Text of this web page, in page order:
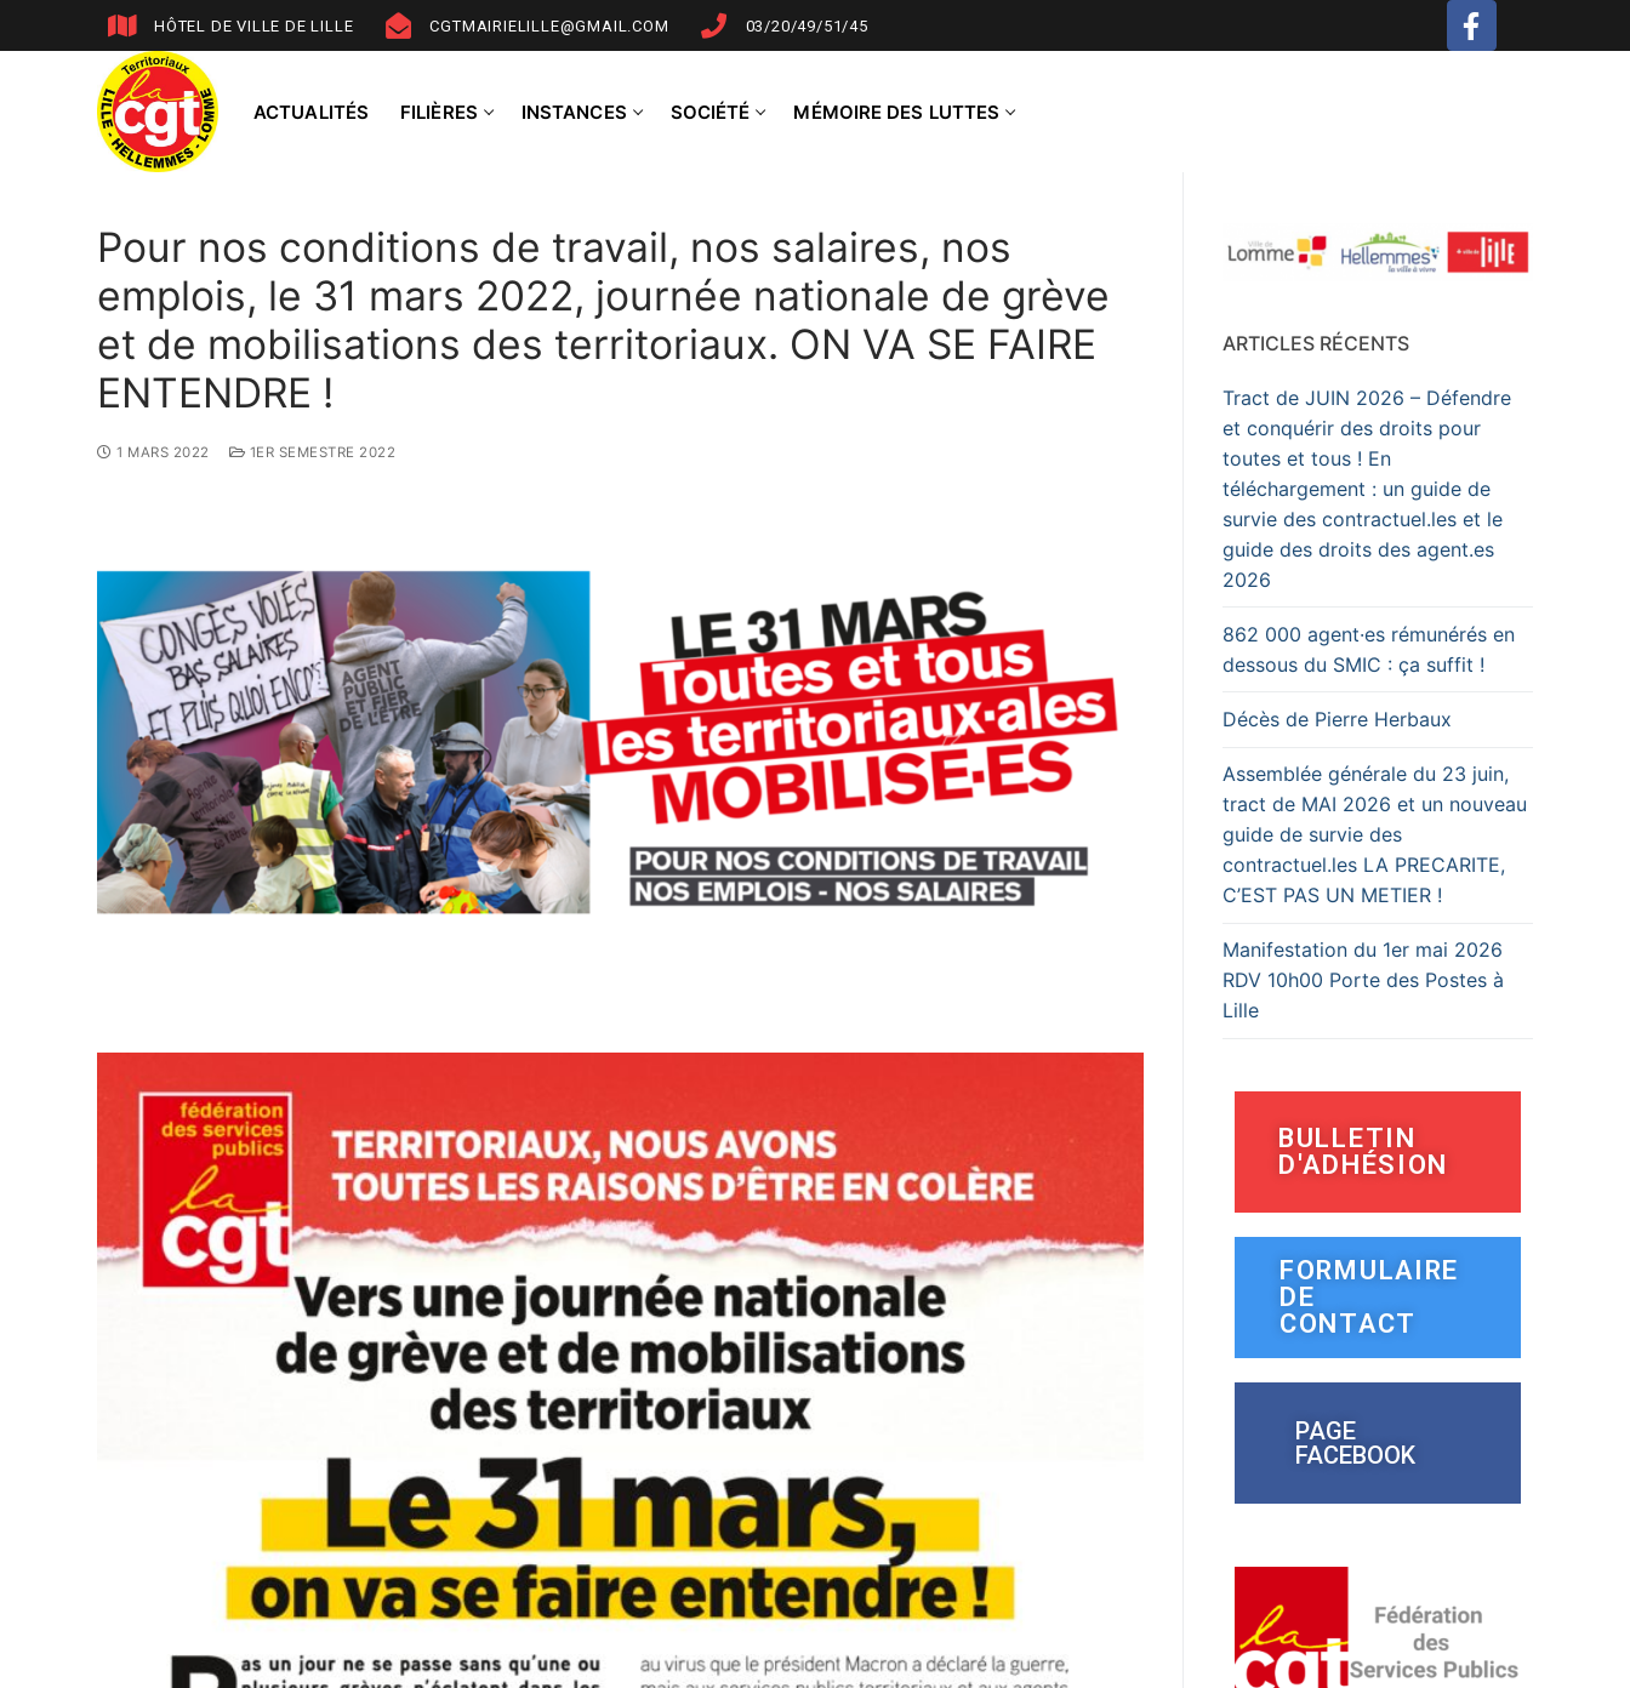
HÔTEL DE VILLE DE LILLE CGTMAIRIELILLE@GMAIL.COM 03/20/49/51/45
ACTUALITÉS FILIÈRES INSTANCES SOCIÉTÉ MÉMOIRE DES LUTTES
Pour nos conditions de travail, nos salaires, nos
emplois, le 31 mars 2022, journée nationale de grève
et de mobilisations des territoriaux. ON VA SE FAIRE
ENTENDRE !
1 MARS 2022 1ER SEMESTRE 2022
ARTICLES RÉCENTS
Tract de JUIN 2026 – Défendre
et conquérir des droits pour
toutes et tous ! En
téléchargement : un guide de
survie des contractuel.les et le
guide des droits des agent.es
2026
862 000 agent·es rémunérés en
dessous du SMIC : ça suffit !
Décès de Pierre Herbaux
Assemblée générale du 23 juin,
tract de MAI 2026 et un nouveau
guide de survie des
contractuel.les LA PRECARITE,
C’EST PAS UN METIER !
Manifestation du 1er mai 2026
RDV 10h00 Porte des Postes à
Lille
BULLETIN
D'ADHÉSION
FORMULAIRE
DE
CONTACT
PAGE
FACEBOOK